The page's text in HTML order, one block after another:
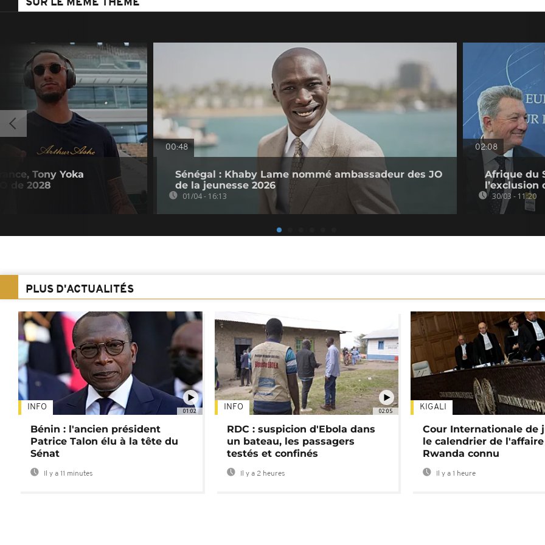
SUR LE MÊME THÈME
Tony Yoka
de 2028
00:48
Sénégal : Khaby Lame nommé ambassadeur des JO
de la jeunesse 2026
01/04 - 16:13
02:08
Afrique du
l’exclusion
30/03 - 11:20
PLUS D'ACTUALITÉS
01:02
INFO
Bénin : l'ancien président
Patrice Talon élu à la tête du
Sénat
Il y a 11 minutes
02:05
INFO
RDC : suspicion d'Ebola dans
un bateau, les passagers
testés et confinés
Il y a 2 heures
KIGALI
Cour Internationale de
le calendrier de l'affaire
Rwanda connu
Il y a 1 heure